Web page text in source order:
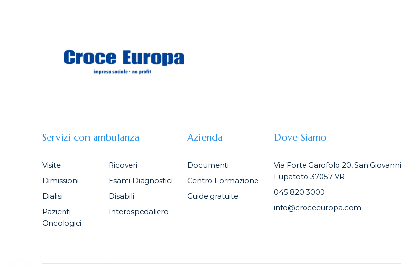
Servizi con ambulanza
Visite
Ricoveri
Dimissioni
Esami Diagnostici
Dialisi
Disabili
Pazienti
Oncologici
Interospedaliero
Azienda
Documenti
Centro Formazione
Guide gratuite
Dove Siamo
Via Forte Garofolo 20, San Giovanni
Lupatoto 37057 VR
045 820 3000
info@croceeuropa.com